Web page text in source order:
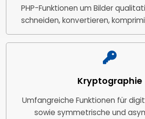
PHP-Funktionen um Bilder
schneiden, konvertieren,
Kryptographie
Umfangreiche Funktionen für
sowie symmetrische und